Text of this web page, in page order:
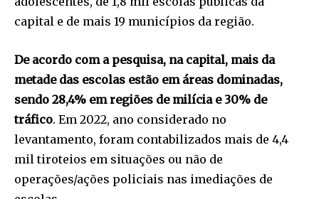
capital e de mais 19 municípios da região.
De acordo com a pesquisa, na capital, mais da
metade das escolas estão em áreas dominadas,
sendo 28,4% em regiões de milícia e 30% de
tráfico. Em 2022, ano considerado no
levantamento, foram contabilizados mais de 4,4
mil tiroteios em situações ou não de
operações/ações policiais nas imediações de